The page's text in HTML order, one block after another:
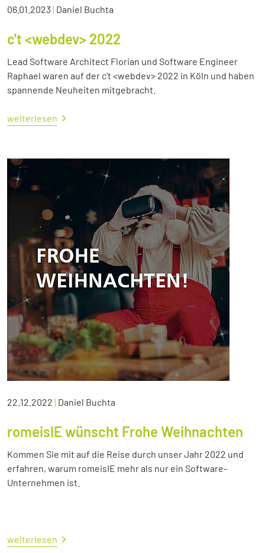
06.01.2023| Daniel Buchta
c't <webdev> 2022
Lead Software Architect Florian und Software Engineer
Raphael waren auf der c't <webdev> 2022 in Köln und haben
spannende Neuheiten mitgebracht.
weiterlesen
22.12.2022 | Daniel Buchta
romeisIE wünscht Frohe Weihnachten
Kommen Sie mit auf die Reise durch unser Jahr 2022 und
erfahren, warum romeisIE mehr als nur ein Software-
Unternehmen ist.
weiterlesen